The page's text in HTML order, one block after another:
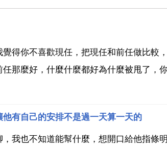
得你不喜歡現任，把現任和前任做比較
那麼好，什麼什麼都好為什麼被甩了，
有自己的安排不是過一天算一天的
我也不知道能幫什麼，想開口給他指條